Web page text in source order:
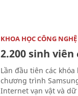
KHOA HỌC CÔNG NGHỆ
2.200 sinh
Lần đầu tiên các
chương trình
Internet vạn vật và